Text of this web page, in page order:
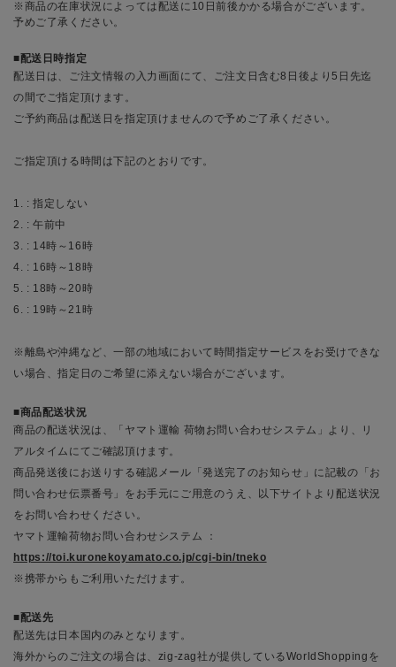
※商品の在庫状況によっては配送に10日前後かかる場合がございます。
予めご了承ください。
配送日時指定
配送日は、ご注文情報の入力画面にて、ご注文日含む8日後より5日先迄
の間でご指定頂けます。
ご予約商品は配送日を指定頂けませんので予めご了承ください。
ご指定頂ける時間は下記のとおりです。
1. : 指定しない
2. : 午前中
3. : 14時～16時
4. : 16時～18時
5. : 18時～20時
6. : 19時～21時
※離島や沖縄など、一部の地域において時間指定サービスをお受けできな
い場合、指定日のご希望に添えない場合がございます。
商品配送状況
商品の配送状況は、「ヤマト運輸 荷物お問い合わせシステム」より、リ
アルタイムにてご確認頂けます。
商品発送後にお送りする確認メール「発送完了のお知らせ」に記載の「お
問い合わせ伝票番号」をお手元にご用意のうえ、以下サイトより配送状況
をお問い合わせください。
ヤマト運輸荷物お問い合わせシステム ：
https://toi.kuronekoyamato.co.jp/cgi-bin/tneko
※携帯からもご利用いただけます。
配送先
配送先は日本国内のみとなります。
海外からのご注文の場合は、zig-zag社が提供しているWorldShoppingを